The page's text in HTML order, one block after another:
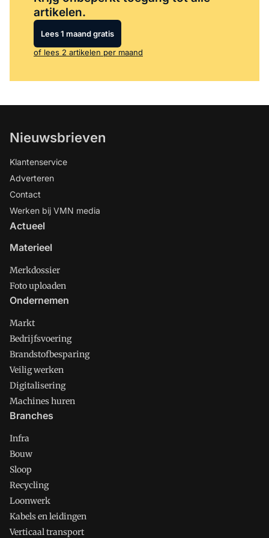
artikelen.
Lees 1 maand gratis
of lees 2 artikelen per maand
Nieuwsbrieven
Klantenservice
Adverteren
Contact
Werken bij VMN media
Actueel
Materieel
Merkdossier
Foto uploaden
Ondernemen
Markt
Bedrijfsvoering
Brandstofbesparing
Veilig werken
Digitalisering
Machines huren
Branches
Infra
Bouw
Sloop
Recycling
Loonwerk
Kabels en leidingen
Verticaal transport